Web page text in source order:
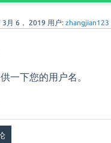
3月 6， 2019 用户: zhangjian123
一下您的用户名。